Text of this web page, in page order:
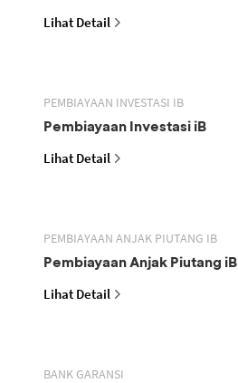
Lihat Detail
PEMBIAYAAN INVESTASI IB
Pembiayaan Investasi iB
Lihat Detail
PEMBIAYAAN ANJAK PIUTANG IB
Pembiayaan Anjak Piutang iB
Lihat Detail
BANK GARANSI